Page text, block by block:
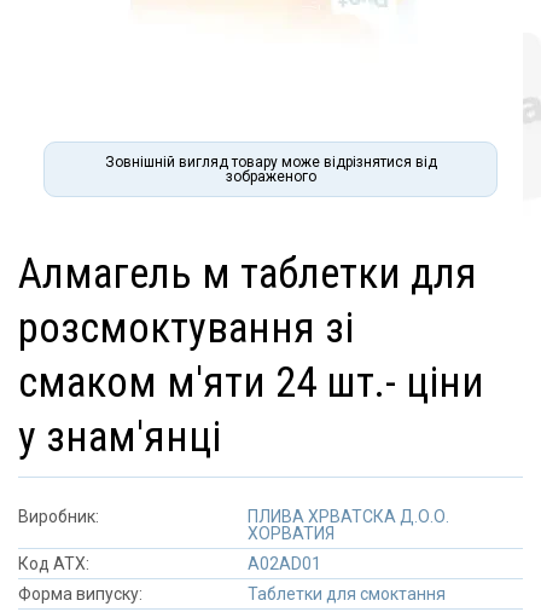
Зовнішній вигляд товару може відрізнятися від
зображеного
алмагель м таблетки для
розсмоктування зі
смаком м'яти 24 шт.- ціни
у знам'янці
Виробник:
ПЛИВА ХРВАТСКА Д.О.О.
ХОРВАТИЯ
Код АТХ:
A02AD01
Форма випуску:
Таблетки для смоктання